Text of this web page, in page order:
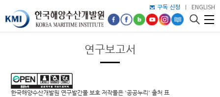
구독 신청 ENGLISH
연구보고서
한국해양수산개발원 연구발간물 보호 저작물은 '공공누리' 출처 표